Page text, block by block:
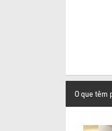
O que têm